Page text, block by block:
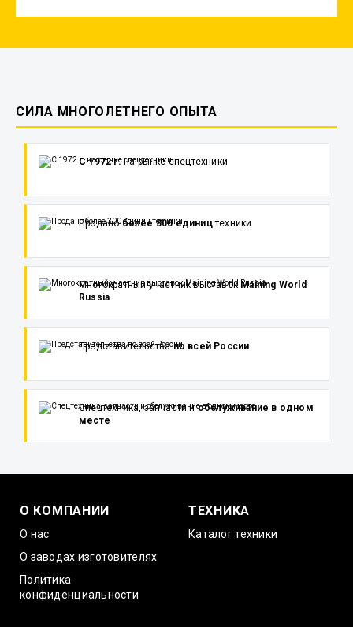
СИЛА МНОГОЛЕТНЕГО ОПЫТА
С 1972 г.на рынке спецтехники
Проданоболее 300 едиництехники
Многократный участник выставок Maining World
Russia
Представительствапо всей России
Спецтехника, запчасти иобслуживание в одном
месте
О КОМПАНИИ
О нас
О заводах изготовителях
Политика
конфиденциальности
ТЕХНИКА
Каталог техники